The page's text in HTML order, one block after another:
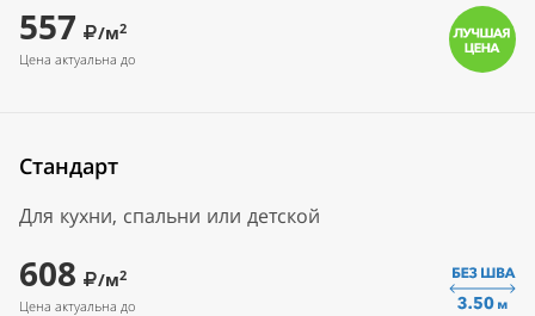
557 /м2
Цена актуальна до
Стандарт
Для кухни, спальни или детской
608 /м2
Цена актуальна до